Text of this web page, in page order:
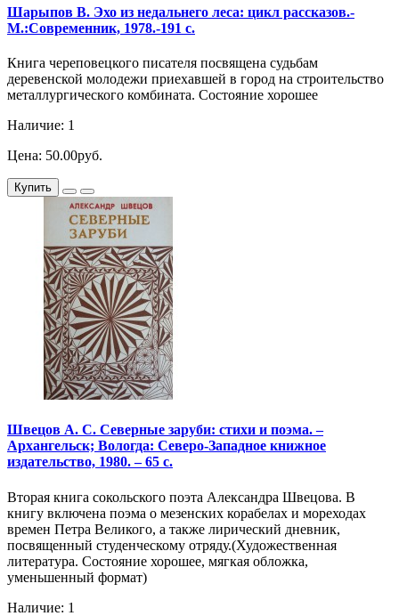
Шарыпов В. Эхо из недальнего леса: цикл рассказов.-
М.:Современник, 1978.-191 с.
Книга череповецкого писателя посвящена судьбам
деревенской молодежи приехавшей в город на строительство
металлургического комбината. Состояние хорошее
Наличие: 1
Цена: 50.00руб.
Купить
Швецов А. С. Северные заруби: стихи и поэма. –
Архангельск; Вологда: Северо-Западное книжное
издательство, 1980. – 65 с.
Вторая книга сокольского поэта Александра Швецова. В
книгу включена поэма о мезенских корабелах и мореходах
времен Петра Великого, а также лирический дневник,
посвященный студенческому отряду.(Художественная
литература. Состояние хорошее, мягкая обложка,
уменьшенный формат)
Наличие: 1